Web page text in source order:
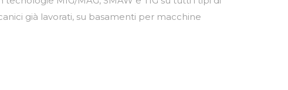
già lavorati, su basamenti per macchine